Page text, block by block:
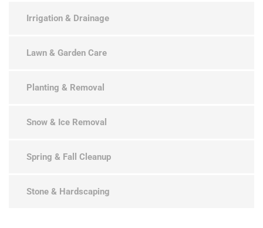
Irrigation & Drainage
Lawn & Garden Care
Planting & Removal
Snow & Ice Removal
Spring & Fall Cleanup
Stone & Hardscaping